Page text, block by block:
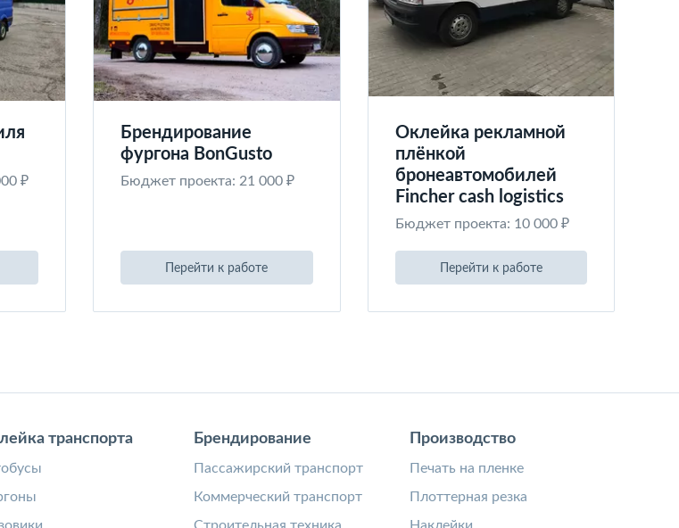
₽
Брендирование
фургона BonGusto
Бюджет проекта: 21 000 ₽
Перейти к работе
Оклейка рекламной
плёнкой
бронеавтомобилей
Fincher cash logistics
Бюджет проекта: 10 000 ₽
Перейти к работе
транспорта Брендирование
Пассажирский транспорт
Коммерческий транспорт
Производство
Печать на пленке
Плоттерная резка